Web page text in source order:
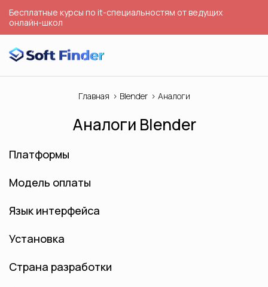
Бесплатные курсы по it-специальностям от ведущих
онлайн-школ
Главная Blender Аналоги
Аналоги Blender
Платформы
Модель оплаты
Язык интерфейса
Установка
Страна разработки